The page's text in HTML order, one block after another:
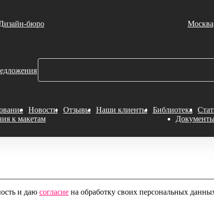
и даю согласие на обработку своих персональных
бюро
Новости Отзывы Наши клиенты Библиотека
к макетам